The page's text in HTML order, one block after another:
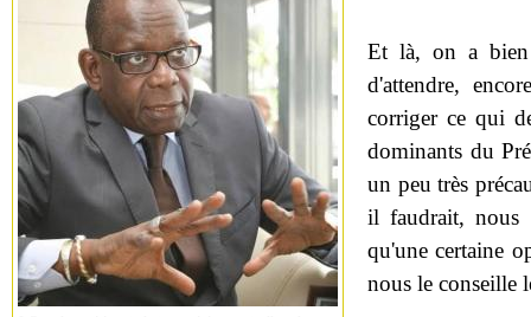
Et là, on a bien
d'attendre,
corriger ce qui
dominants du
un peu très
il faudrait, nous
qu'une certaine
nous le conseille